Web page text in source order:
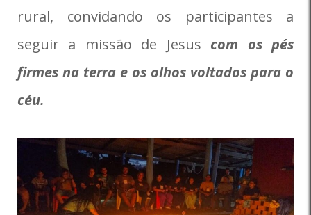
rural, convidando os participantes a
seguir a missão de Jesus com os pés
firmes na terra e os olhos voltados para o
céu.